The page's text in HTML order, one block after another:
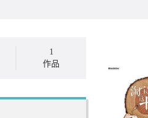
1
作品